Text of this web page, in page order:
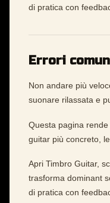
di pratica con
Errori
Non andare più
suonare rilassata e
Questa pagina
guitar più concreto,
Apri Timbro Guitar,
trasforma dominant
di pratica con